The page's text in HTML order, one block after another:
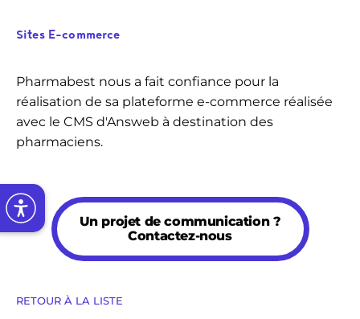
Sites E-commerce
Pharmabest nous a fait confiance pour la
réalisation de sa plateforme e-commerce réalisée
avec le CMS d'Answeb à destination des
pharmaciens.
Un projet de communication ?
Contactez-nous
RETOUR À LA LISTE